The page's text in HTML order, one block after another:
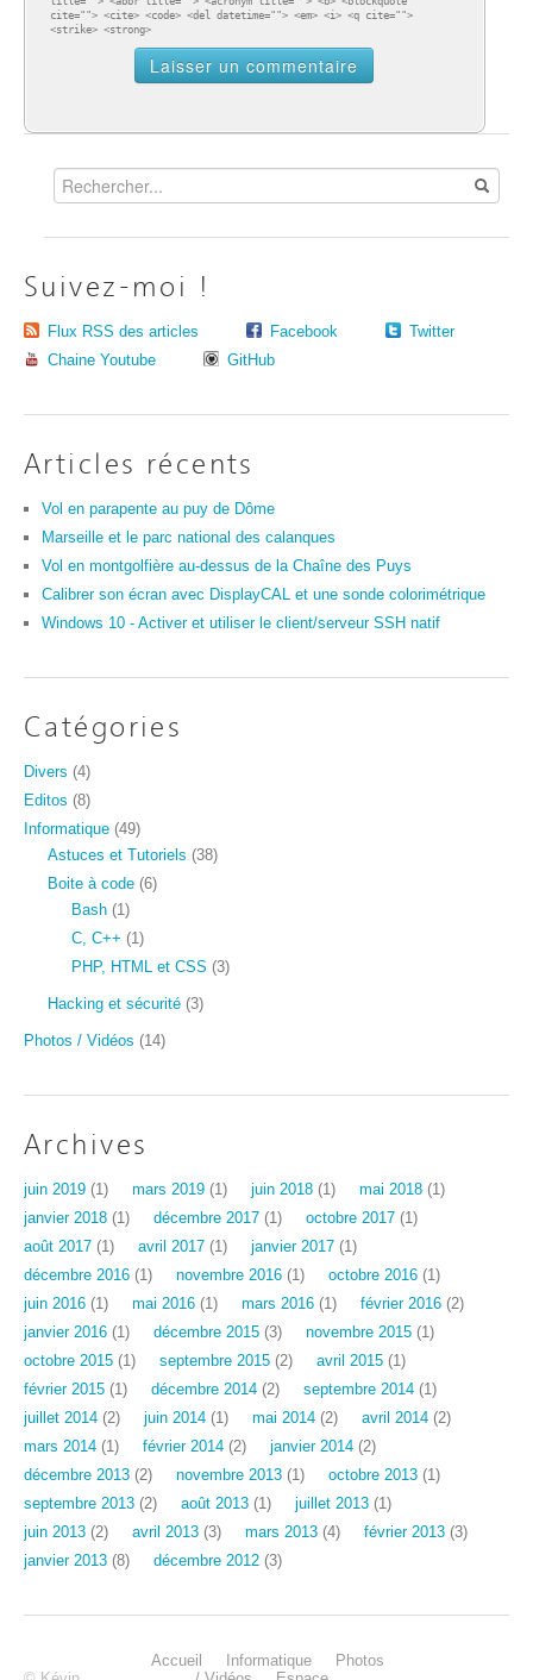
cite=""> <cite> <code> <del datetime=""> <em> <i> <q cite="">
<strike> <strong>
Suivez-moi !
Flux RSS des articles Facebook
Twitter
Chaine Youtube
GitHub
Articles récents
Vol en parapente au puy de Dôme
Marseille et le parc national des calanques
Vol en montgolfière au-dessus de la Chaîne des Puys
Calibrer son écran avec DisplayCAL et une sonde colorimétrique
Windows 10 - Activer et utiliser le client/serveur SSH natif
Catégories
Divers (4)
Editos (8)
Informatique (49)
Astuces et Tutoriels (38)
Boite à code (6)
Bash (1)
C, C++ (1)
PHP, HTML et CSS (3)
Hacking et sécurité (3)
Photos / Vidéos (14)
Archives
juin 2019 (1) mars 2019 (1) juin 2018 (1) mai 2018 (1)
janvier 2018 (1) décembre 2017 (1) octobre 2017 (1)
août 2017 (1) avril 2017 (1) janvier 2017 (1)
décembre 2016 (1) novembre 2016 (1) octobre 2016 (1)
juin 2016 (1) mai 2016 (1) mars 2016 (1) février 2016 (2)
janvier 2016 (1) décembre 2015 (3) novembre 2015 (1)
octobre 2015 (1) septembre 2015 (2) avril 2015 (1)
février 2015 (1) décembre 2014 (2) septembre 2014 (1)
juillet 2014 (2) juin 2014 (1) mai 2014 (2) avril 2014 (2)
mars 2014 (1) février 2014 (2) janvier 2014 (2)
décembre 2013 (2) novembre 2013 (1) octobre 2013 (1)
septembre 2013 (2) août 2013 (1) juillet 2013 (1)
juin 2013 (2) avril 2013 (3) mars 2013 (4) février 2013 (3)
janvier 2013 (8) décembre 2012 (3)
Accueil Informatique
Photos